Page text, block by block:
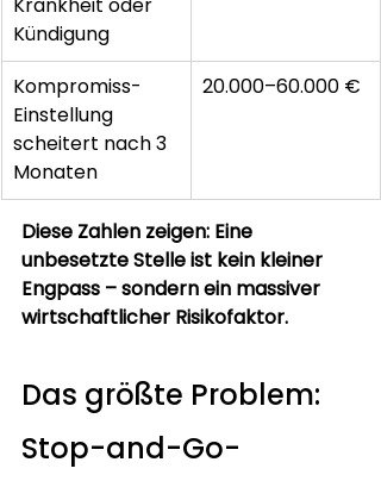
Krankheit oder
Kündigung
Kompromiss-
Einstellung
scheitert nach 3
Monaten
20.000–60.000 €
Diese Zahlen zeigen: Eine
unbesetzte Stelle ist kein kleiner
Engpass – sondern ein massiver
wirtschaftlicher Risikofaktor.
Das größte Problem:
Stop-and-Go-